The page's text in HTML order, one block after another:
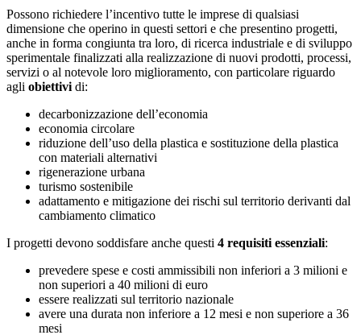
Possono richiedere l’incentivo tutte le imprese di qualsiasi
dimensione che operino in questi settori e che presentino progetti,
anche in forma congiunta tra loro, di ricerca industriale e di sviluppo
sperimentale finalizzati alla realizzazione di nuovi prodotti, processi,
servizi o al notevole loro miglioramento, con particolare riguardo
agli obiettivi di:
decarbonizzazione dell’economia
economia circolare
riduzione dell’uso della plastica e sostituzione della plastica
con materiali alternativi
rigenerazione urbana
turismo sostenibile
adattamento e mitigazione dei rischi sul territorio derivanti dal
cambiamento climatico
I progetti devono soddisfare anche questi 4 requisiti essenziali:
prevedere spese e costi ammissibili non inferiori a 3 milioni e
non superiori a 40 milioni di euro
essere realizzati sul territorio nazionale
avere una durata non inferiore a 12 mesi e non superiore a 36
mesi